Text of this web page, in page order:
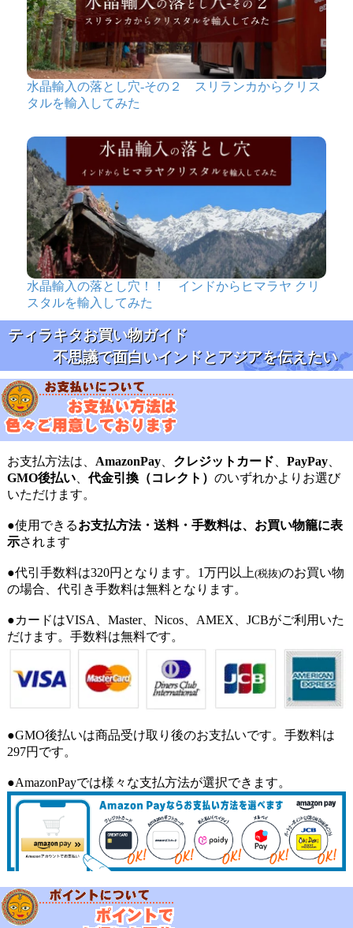
水晶輸入の落とし穴-その２ スリランカからクリス
タルを輸入してみた
水晶輸入の落とし穴！！ インドからヒマラヤ クリ
スタルを輸入してみた
ティラキタお買い物ガイド
不思議で面白いインドとアジアを伝えたい
お支払方法は、 AmazonPay、 クレジットカード PayPay、
GMO後払い、代金引換（コレクト） のいずれかよりお選び
いただけます。
●使用できるお支払方法・送料・手数料は、お買い物籠に表
示されます
●代引手数料は320円となります。1万円以上(税抜)のお買い物
の場合、代引き手数料は無料となります。
●カードはVISA、Master、Nicos、AMEX、JCBがご利用いた
だけます。手数料は無料です。
●GMO後払いは商品受け取り後のお支払いです。手数料は
297円です。
●AmazonPayでは様々な支払方法が選択できます。